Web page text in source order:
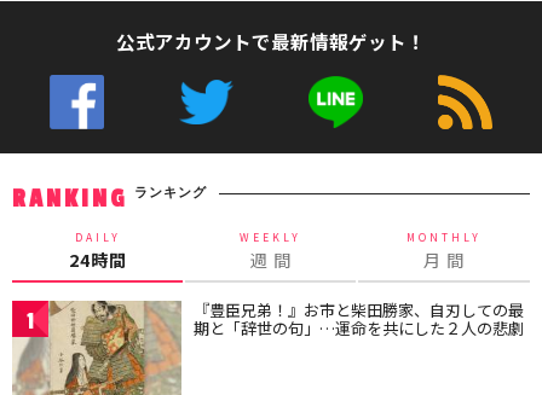
公式アカウントで最新情報ゲット！
RANKING ランキング
DAILY
24時間
WEEKLY
週 間
MONTHLY
月 間
1 『豊臣兄弟！』お市と柴田勝家、自刃しての最
期と「辞世の句」…運命を共にした２人の悲劇